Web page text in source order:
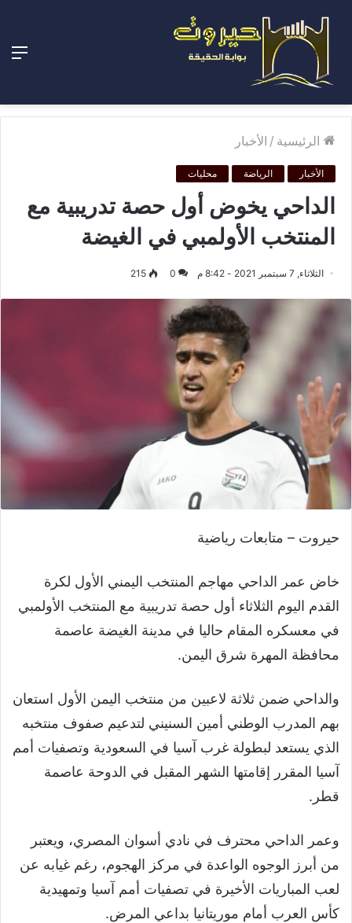
الرئيسية / الأخبار
الأخبار الرياضة محليات
الداحي يخوض أول حصة تدريبية مع
المنتخب الأولمبي في الغيضة
الثلاثاء, 7 سبتمبر 2021 - 8:42 م 0
215
حيروت – متابعات رياضية
خاض عمر الداحي مهاجم المنتخب اليمني الأول لكرة
القدم اليوم الثلاثاء أول حصة تدريبية مع المنتخب الأولمبي
في معسكره المقام حاليا في مدينة الغيضة عاصمة
محافظة المهرة شرق اليمن.
والداحي ضمن ثلاثة لاعبين من منتخب اليمن الأول استعان
بهم المدرب الوطني أمين السنيني لتدعيم صفوف منتخبه
الذي يستعد لبطولة غرب آسيا في السعودية وتصفيات أمم
آسيا المقرر إقامتها الشهر المقبل في الدوحة عاصمة
قطر.
وعمر الداحي محترف في نادي أسوان المصري، ويعتبر
من أبرز الوجوه الواعدة في مركز الهجوم، رغم غيابه عن
لعب المباريات الأخيرة في تصفيات أمم آسيا وتمهيدية
كأس العرب أمام موريتانيا بداعي المرض.